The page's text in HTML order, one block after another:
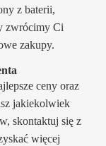
z baterii,
zwrócimy Ci
zakupy.
ceny oraz
jakiekolwiek
skontaktuj się z
więcej